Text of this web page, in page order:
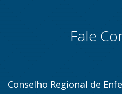
Fale
Conselho Regional de